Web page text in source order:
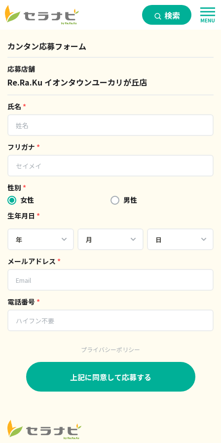
検索
カンタン応募フォーム
応募店舗
Re.Ra.Ku イオンタウンユーカリが丘店
氏名 *
フリガナ *
性別 *
女性
男性
生年月日 *
メールアドレス *
電話番号 *
プライバシーポリシー